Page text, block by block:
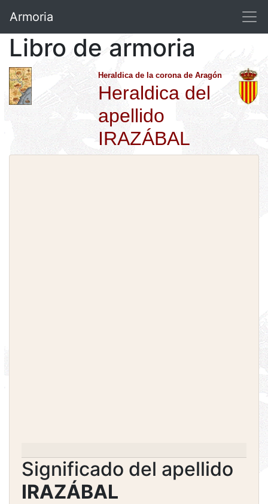
Armoria
Libro de armoria
Heraldica de la corona de Aragón
Heraldica del
apellido
IRAZÁBAL
Significado del apellido
IRAZÁBAL